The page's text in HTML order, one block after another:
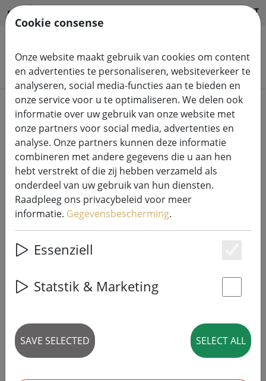
NL HILFE & SUPPORT
Zoek producten
Home Feeënlichtjes
Lumineo Durawise LED
sprookjesverlichting Basic Twinkle
192 LED warm wit voor buiten 14,3
m op batterijen zwart
Cookie consense
Onze website maakt gebruik van cookies om content
en advertenties te personaliseren, websiteverkeer te
analyseren, social media-functies aan te bieden en
onze service voor u te optimaliseren. We delen ook
informatie over uw gebruik van onze website met
onze partners voor social media, advertenties en
analyse. Onze partners kunnen deze informatie
combineren met andere gegevens die u aan hen
hebt verstrekt of die zij hebben verzameld als
onderdeel van uw gebruik van hun diensten.
Raadpleeg ons privacybeleid voor meer
informatie. Gegevensbescherming.
Essenziell
Statstik & Marketing
SAVE SELECTED SELECT ALL